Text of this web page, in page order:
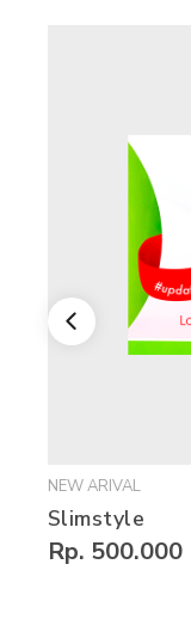
SEMUA PRODUK
NEW ARIVAL
Slimstyle
Rp. 500.000